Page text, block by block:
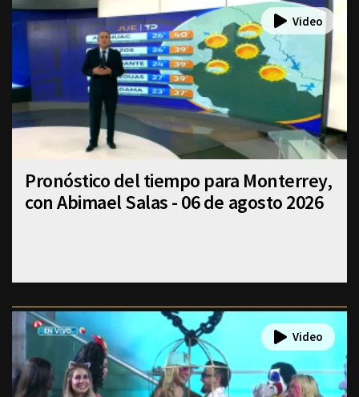
Pronóstico del tiempo para Monterrey,
con Abimael Salas - 06 de agosto 2026